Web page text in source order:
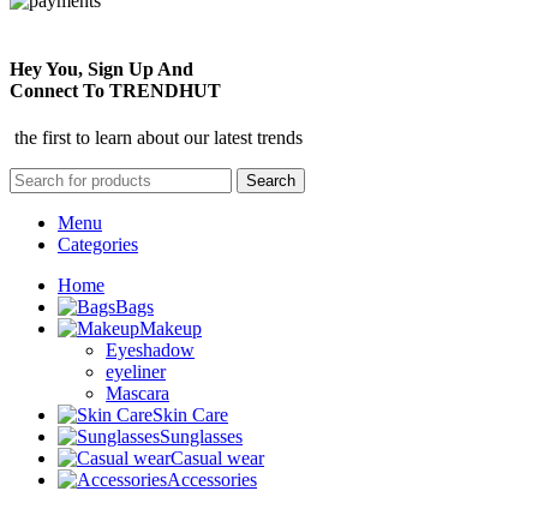
Hey You, Sign Up And
Connect To TRENDHUT
the first to learn about our latest trends
Search
Menu
Categories
Home
Bags
Makeup
Eyeshadow
eyeliner
Mascara
Skin Care
Sunglasses
Casual wear
Accessories